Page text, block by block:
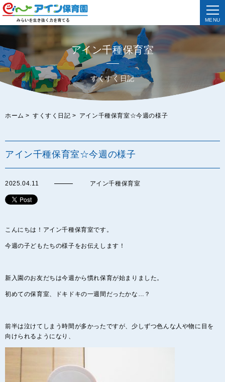
MENU
アイン千種保育室
すくすく日記
ホーム > すくすく日記 > アイン千種保育室☆今週の様子
アイン千種保育室☆今週の様子
2025.04.11 アイン千種保育室
こんにちは！アイン千種保育室です。
今週の子どもたちの様子をお伝えします！
新入園のお友だちは今週から慣れ保育が始まりました。
初めての保育室、ドキドキの一週間だったかな…？
前半は泣けてしまう時間が多かったですが、少しずつ色んな人や物に目を
向けられるようになり、